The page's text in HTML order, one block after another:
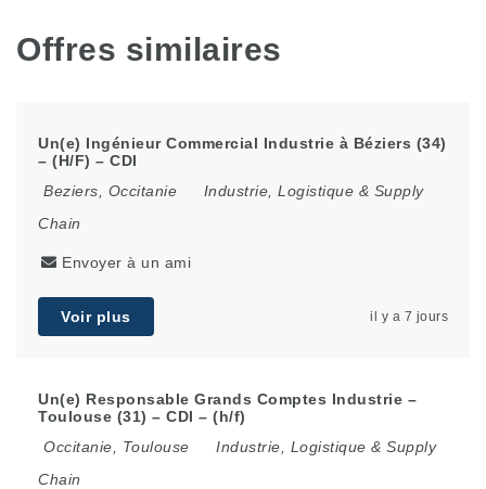
Offres similaires
Un(e) Ingénieur Commercial Industrie à Béziers (34)
– (H/F) – CDI
Beziers
Occitanie
Industrie, Logistique & Supply
Chain
Envoyer à un ami
Voir plus il y a 7 jours
Un(e) Responsable Grands Comptes Industrie –
Toulouse (31) – CDI – (h/f)
Occitanie
Toulouse
Industrie, Logistique & Supply
Chain